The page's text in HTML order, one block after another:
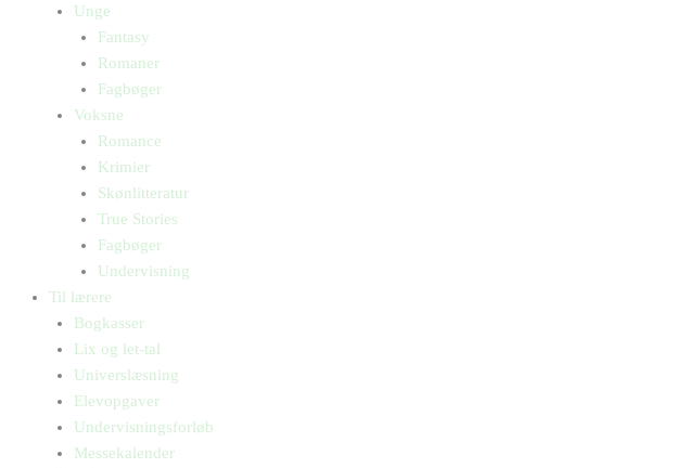
Unge
Fantasy
Romaner
Fagbøger
Voksne
Romance
Krimier
Skønlitteratur
True Stories
Fagbøger
Undervisning
Til lærere
Bogkasser
Lix og let-tal
Universlæsning
Elevopgaver
Undervisningsforløb
Messekalender